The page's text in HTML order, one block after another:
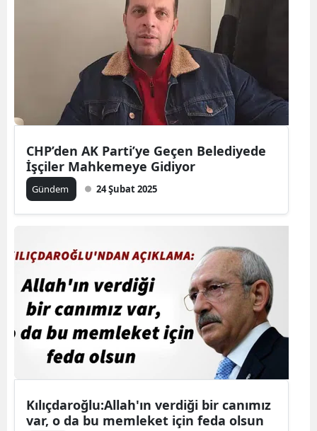
CHP’den AK Parti’ye Geçen Belediyede
İşçiler Mahkemeye Gidiyor
Gündem 24 Şubat 2025
Kılıçdaroğlu:Allah'ın verdiği bir canımız
var, o da bu memleket için feda olsun